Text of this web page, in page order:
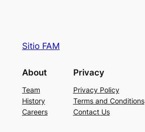
Sitio FAM
About
Team
History
Careers
Privacy
Privacy Policy
Terms and Conditions
Contact Us